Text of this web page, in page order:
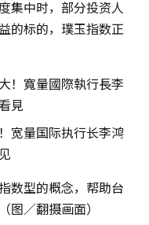
集中时，部分投资人
的标的，璞玉指数正
宽量国际执行长李鸿
数型的概念，帮助台
图／翻摄画面）